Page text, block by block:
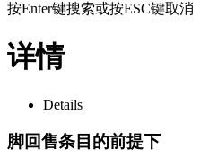
按Enter键搜索或按ESC键取消
详情
Details
脚回售条目的前提下